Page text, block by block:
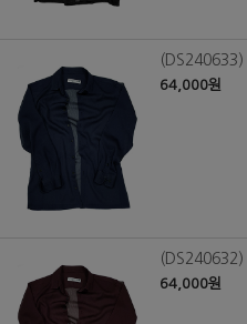
(DS240633)
64,000원
(DS240632)
64,000원